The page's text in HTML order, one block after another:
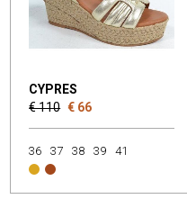
CYPRES
€ 110 € 66
36 37 38 39 41